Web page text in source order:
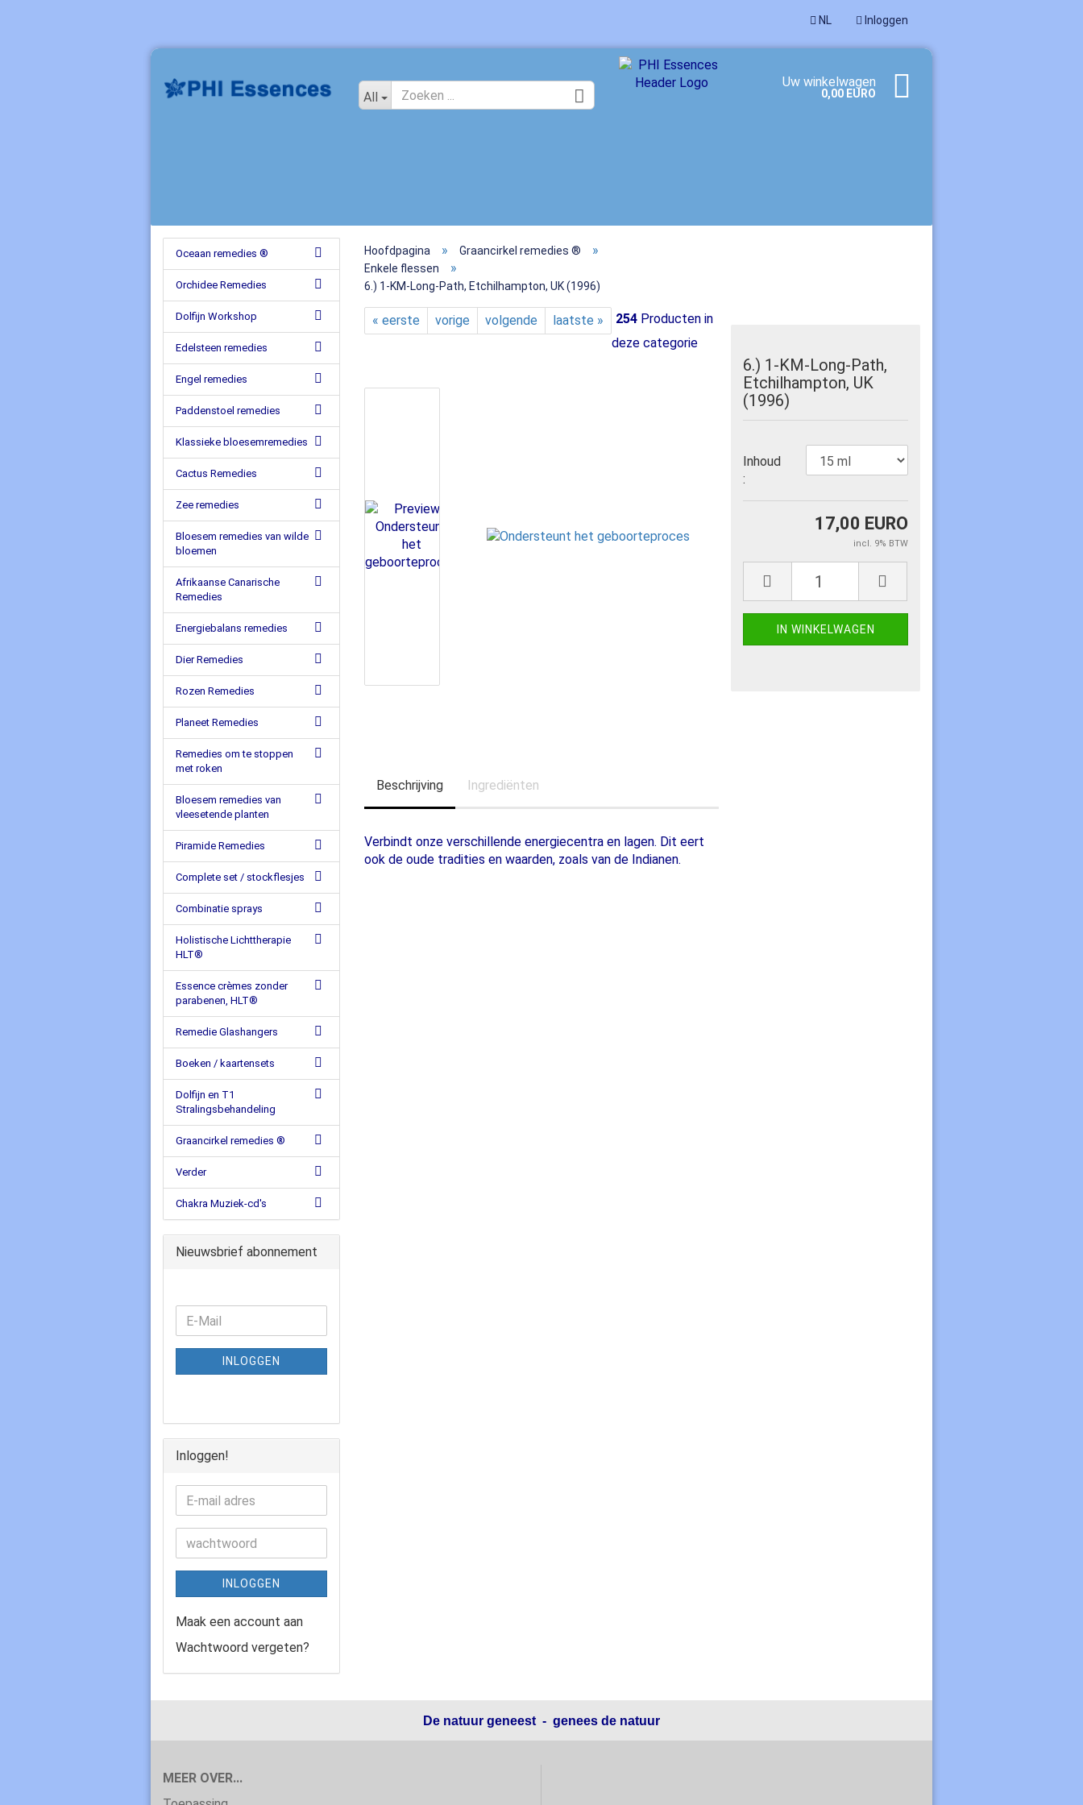
NL
Kies een taal
Inloggen
All
Uw winkelwagen
0,00 EURO
Hoofdpagina » Graancirkel remedies ® »
Enkele flessen »
6.) 1-KM-Long-Path, Etchilhampton, UK (1996)
« eerste vorige volgende laatste » 254 Producten in
deze categorie
6.) 1-KM-Long-Path,
Etchilhampton, UK
(1996)
Inhoud
:
17,00 EURO
incl. 9% BTW
Beschrijving Ingrediënten
Verbindt onze verschillende energiecentra en lagen. Dit eert
ook de oude tradities en waarden, zoals van de Indianen.
Oceaan remedies ®
Orchidee Remedies
Dolfijn Workshop
Edelsteen remedies
Engel remedies
Paddenstoel remedies
Klassieke bloesemremedies
Cactus Remedies
Zee remedies
Bloesem remedies van wilde
bloemen
Afrikaanse Canarische
Remedies
Energiebalans remedies
Dier Remedies
Rozen Remedies
Planeet Remedies
Remedies om te stoppen
met roken
Bloesem remedies van
vleesetende planten
Piramide Remedies
Complete set / stockflesjes
Combinatie sprays
Holistische Lichttherapie
HLT®
Essence crèmes zonder
parabenen, HLT®
Remedie Glashangers
Boeken / kaartensets
Dolfijn en T1
Stralingsbehandeling
Graancirkel remedies ®
Verder
Chakra Muziek-cd's
Nieuwsbrief abonnement
INLOGGEN
Inloggen!
INLOGGEN
Maak een account aan
Wachtwoord vergeten?
De natuur geneest - genees de natuur
MEER OVER...